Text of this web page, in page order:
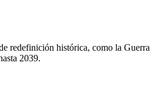
redefinición histórica, como la Guerra
2039.